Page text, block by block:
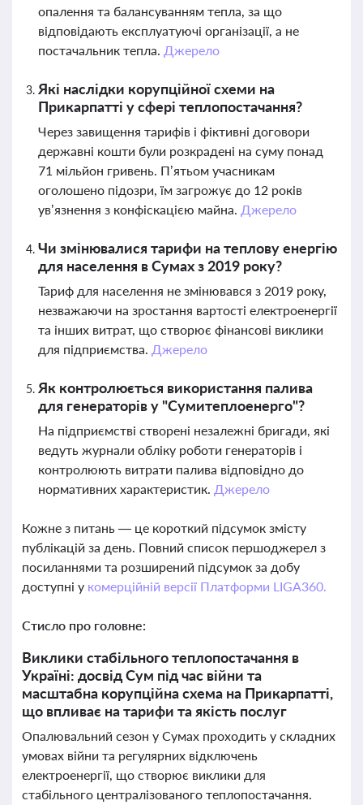
опалення та балансуванням тепла, за що
відповідають експлуатуючі організації, а не
постачальник тепла. Джерело
Які наслідки корупційної схеми на
Прикарпатті у сфері теплопостачання?
Через завищення тарифів і фіктивні договори
державні кошти були розкрадені на суму понад
71 мільйон гривень. П’ятьом учасникам
оголошено підозри, їм загрожує до 12 років
ув’язнення з конфіскацією майна. Джерело
Чи змінювалися тарифи на теплову енергію
для населення в Сумах з 2019 року?
Тариф для населення не змінювався з 2019 року,
незважаючи на зростання вартості електроенергії
та інших витрат, що створює фінансові виклики
для підприємства. Джерело
Як контролюється використання палива
для генераторів у "Сумитеплоенерго"?
На підприємстві створені незалежні бригади, які
ведуть журнали обліку роботи генераторів і
контролюють витрати палива відповідно до
нормативних характеристик. Джерело
Кожне з питань — це короткий підсумок змісту
публікацій за день. Повний список першоджерел з
посиланнями та розширений підсумок за добу
доступні у комерційній версії Платформи LIGA360.
Стисло про головне:
Виклики стабільного теплопостачання в
Україні: досвід Сум під час війни та
масштабна корупційна схема на Прикарпатті,
що впливає на тарифи та якість послуг
Опалювальний сезон у Сумах проходить у складних
умовах війни та регулярних відключень
електроенергії, що створює виклики для
стабільного централізованого теплопостачання.